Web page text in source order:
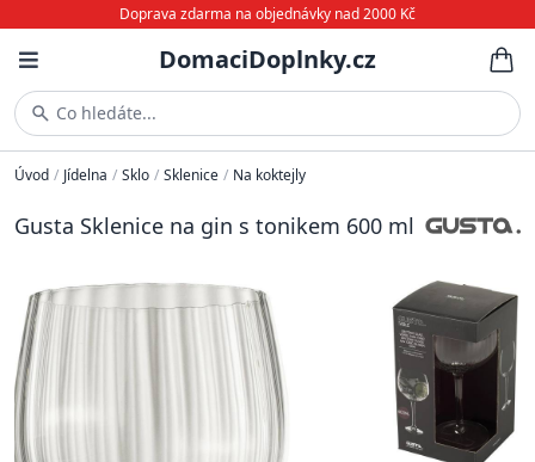
Doprava zdarma na objednávky nad 2000 Kč
DomaciDoplnky.cz
Co hledáte...
Úvod / Jídelna / Sklo / Sklenice / Na koktejly
Gusta Sklenice na gin s tonikem 600 ml